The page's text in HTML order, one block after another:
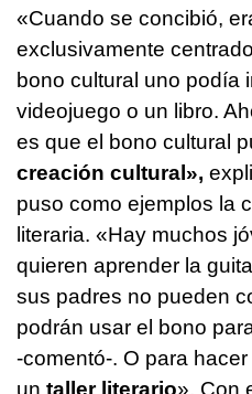
«Cuando se concibió,
exclusivamente
bono cultural uno podía
videojuego o un libro.
es que el bono cultural
creación cultural»,
puso como ejemplos la
literaria. «Hay muchos
quieren aprender la
sus padres no pueden
podrán usar el bono
-comentó-. O para
un taller literario». Con